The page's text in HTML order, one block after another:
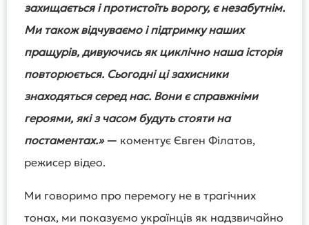
захищається і протистоїть ворогу, є незабутнім.
Ми також відчуваємо і підтримку наших
пращурів, дивуючись як циклічно наша історія
повторюється. Сьогодні ці захисники
знаходяться серед нас. Вони є справжніми
героями, які з часом будуть стояти на
постаментах.»— коментує Євген Філатов,
режисер відео.
Ми говоримо про перемогу не в трагічних
тонах, ми показуємо українців як надзвичайно